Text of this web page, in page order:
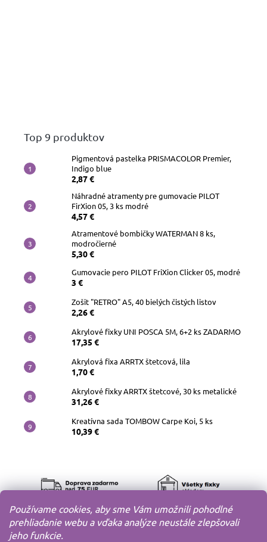
Používame cookies, aby sme Vám umožnili pohodlné
prehliadanie webu a vďaka analýze neustále zlepšovali
jeho funkcie.
Top 9 produktov
Pigmentová pastelka PRISMACOLOR Premier,
Indigo blue
2,87 €
Náhradné atramenty pre gumovacie PILOT
FirXion 05, 3 ks modré
4,57 €
Atramentové bombičky WATERMAN 8 ks,
modročierné
5,30 €
Gumovacie pero PILOT FriXion Clicker 05, modré
3 €
Zošit "RETRO" A5, 40 bielých čistých listov
2,26 €
Akrylové fixky UNI POSCA 5M, 6+2 ks ZADARMO
17,35 €
Akrylová fixa ARRTX štetcová, lila
1,70 €
Akrylové fixky ARRTX štetcové, 30 ks metalické
31,26 €
Kreatívna sada TOMBOW Carpe Koi, 5 ks
10,39 €